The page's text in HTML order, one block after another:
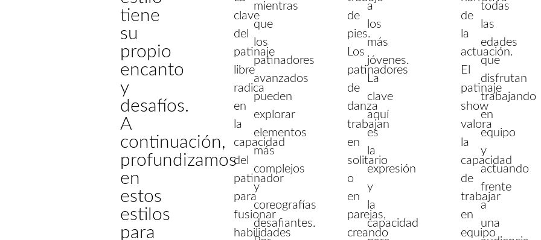
tiene
su
propio
encanto
y
desafíos.
A
continuación,
profundizamos
en
estos
estilos
para
clave
del
patinaje
libre
radica
en
la
capacidad
del
patinador
para
fusionar
habilidades
mientras
que
los
patinadores
avanzados
pueden
explorar
elementos
más
complejos
y
coreografías
desafiantes.
de
pies.
Los
patinadores
de
danza
trabajan
en
solitario
o
en
parejas,
creando
a
los
más
jóvenes.
La
clave
aquí
es
la
expresión
y
la
capacidad
de
la
actuación.
El
patinaje
show
valora
la
capacidad
de
trabajar
en
equipo
todas
las
edades
que
disfrutan
trabajando
en
equipo
y
actuando
frente
a
una